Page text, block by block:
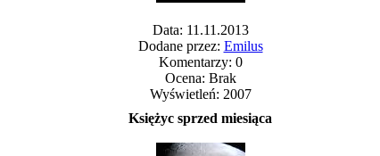
Data: 11.11.2013
Dodane przez: Emilus
Komentarzy: 0
Ocena: Brak
Wyświetleń: 2007
Księżyc sprzed miesiąca